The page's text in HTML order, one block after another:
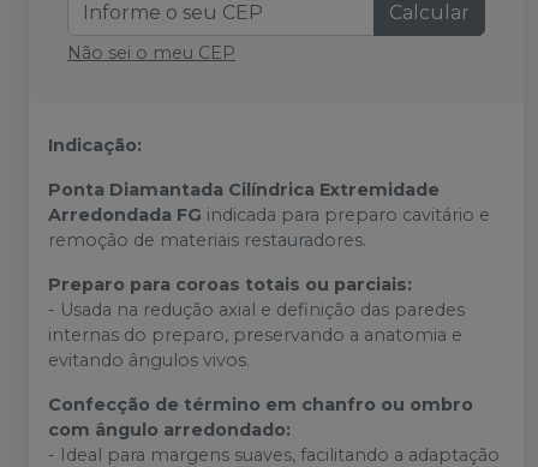
Calcular
Não sei o meu CEP
Indicação:
Ponta Diamantada Cilíndrica Extremidade
Arredondada FG indicada para preparo cavitário e
remoção de materiais restauradores.
Preparo para coroas totais ou parciais:
- Usada na redução axial e definição das paredes
internas do preparo, preservando a anatomia e
evitando ângulos vivos.
Confecção de término em chanfro ou ombro
com ângulo arredondado:
- Ideal para margens suaves, facilitando a adaptação